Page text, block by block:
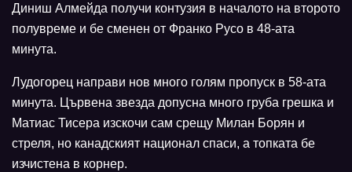
Диниш Алмейда получи контузия в началото на второто
полувреме и бе сменен от Франко Русо в 48-ата
минута.
Лудогорец направи нов много голям пропуск в 58-ата
минута. Цървена звезда допусна много груба грешка и
Матиас Тисера изскочи сам срещу Милан Борян и
стреля, но канадският национал спаси, а топката бе
изчистена в корнер.